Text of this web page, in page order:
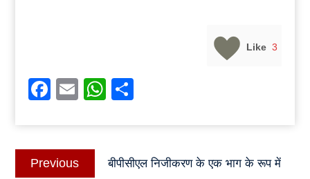
Like 3
Facebook
EmailWhatsApp
Post
navigation
Previous
Previous
post:
बीपीसीएल निजीकरण के एक भाग के रूप में